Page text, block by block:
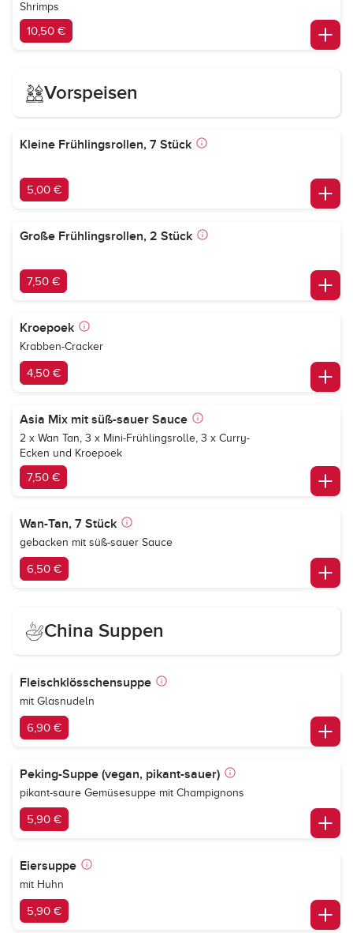
Shrimps
10,50 €
Vorspeisen
Kleine Frühlingsrollen, 7 Stück
5,00 €
Große Frühlingsrollen, 2 Stück
7,50 €
Kroepoek
Krabben-Cracker
4,50 €
Asia Mix mit süß-sauer Sauce
2 x Wan Tan, 3 x Mini-Frühlingsrolle, 3 x Curry-
Ecken und Kroepoek
7,50 €
Wan-Tan, 7 Stück
gebacken mit süß-sauer Sauce
6,50 €
China Suppen
Fleischklösschensuppe
mit Glasnudeln
6,90 €
Peking-Suppe (vegan, pikant-sauer)
pikant-saure Gemüsesuppe mit Champignons
5,90 €
Eiersuppe
mit Huhn
5,90 €